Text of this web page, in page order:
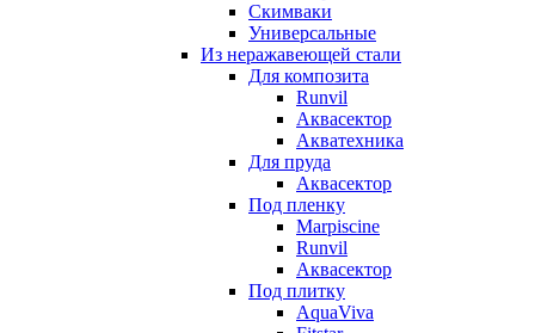
Скимваки
Универсальные
Из неражавеющей стали
Для композита
Runvil
Аквасектор
Акватехника
Для пруда
Аквасектор
Под пленку
Marpiscine
Runvil
Аквасектор
Под плитку
AquaViva